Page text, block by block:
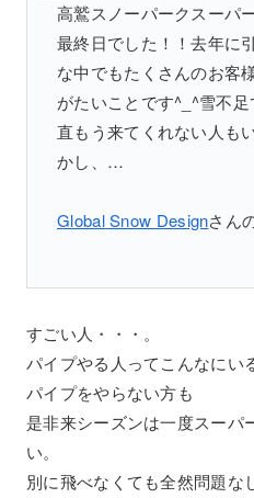
高鷲スノーパークスーパ
最終日でした！！去年に
な中でもたくさんのお客
がたいことです^_^雪不
直もう来てくれない人も
かし、…
Global Snow Designさん
すごい人・・・。
パイプやる人ってこんなにい
パイプをやらない方も
是非来シーズンは一度スーパ
い。
別に飛べなくても全然問題な